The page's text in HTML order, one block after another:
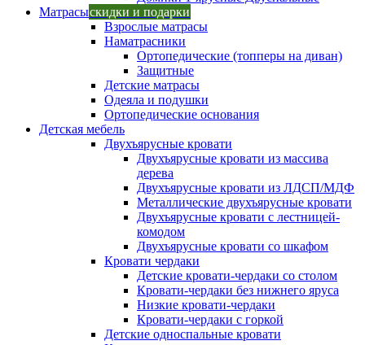
Матрасыскидки и подарки
Взрослые матрасы
Наматрасники
Ортопедические (топперы на диван)
Защитные
Детские матрасы
Одеяла и подушки
Ортопедические основания
Детская мебель
Двухъярусные кровати
Двухъярусные кровати из массива
дерева
Двухъярусные кровати из ЛДСП/МДФ
Металлические двухъярусные кровати
Двухъярусные кровати с лестницей-
комодом
Двухъярусные кровати со шкафом
Кровати чердаки
Детские кровати-чердаки со столом
Кровати-чердаки без нижнего яруса
Низкие кровати-чердаки
Кровати-чердаки с горкой
Детские односпальные кровати